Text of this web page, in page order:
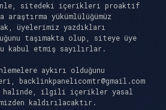
sitedeki içerikleri proaktif
araştırma yükümlülüğümüz
üyelerimiz yazdıkları
taşımakta olup, siteye üye
kabul etmiş sayılırlar.
aykırı olduğunu
backlinkpanelicomtr@gmail.com
halinde, ilgili içerikler yasal
kaldırılacaktır.